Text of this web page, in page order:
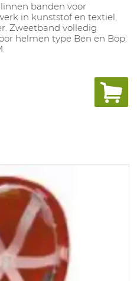
banden voor
in kunststof en textiel,
Zweetband volledig
helmen type Ben en Bop.